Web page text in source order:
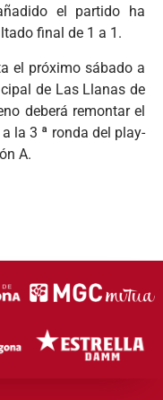
el partido ha
final de 1 a 1.
el próximo sábado a
de Las Llanas de
deberá remontar el
la 3 ª ronda del play-
A.